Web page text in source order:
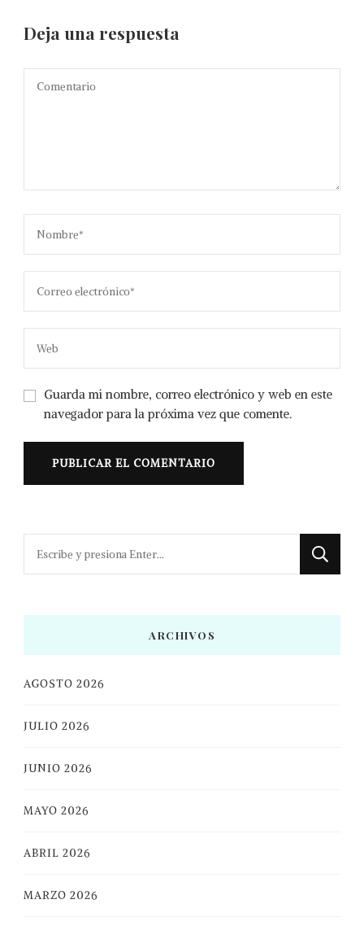
Deja una respuesta
Guarda mi nombre, correo electrónico y web en este
navegador para la próxima vez que comente.
ARCHIVOS
AGOSTO 2026
JULIO 2026
JUNIO 2026
MAYO 2026
ABRIL 2026
MARZO 2026